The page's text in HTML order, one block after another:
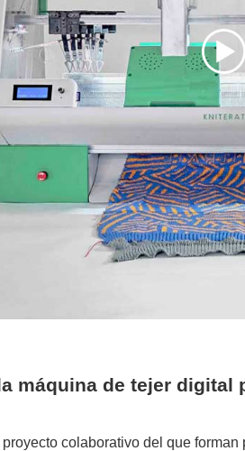
máquina de tejer digital
colaborativo del que